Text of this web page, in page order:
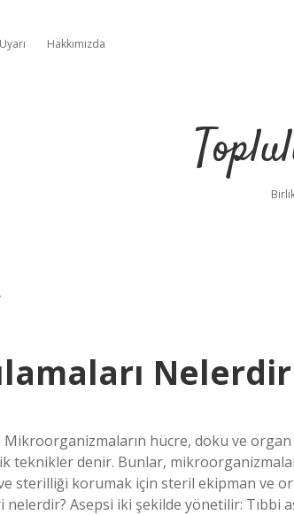
Hakkımızda
Nelerdir
hücre, doku ve
teknikler denir. Bunlar,
sterilliği korumak için steril ekipman ve
Asepsi iki şekilde yönetilir: Tıbbi